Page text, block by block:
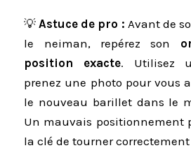
💡Astuce de pro : Avant de
le neiman, repérez son
position exacte. Utilisez
prenez une photo pour vous
le nouveau barillet dans le
Un mauvais positionnement
la clé de tourner